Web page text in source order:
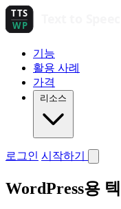
기능
활용 사례
가격
리소스
로그인 시작하기
WordPress용